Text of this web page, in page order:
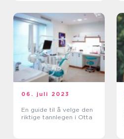
06. juli 2023
En guide til å velge den
riktige tannlegen i Otta